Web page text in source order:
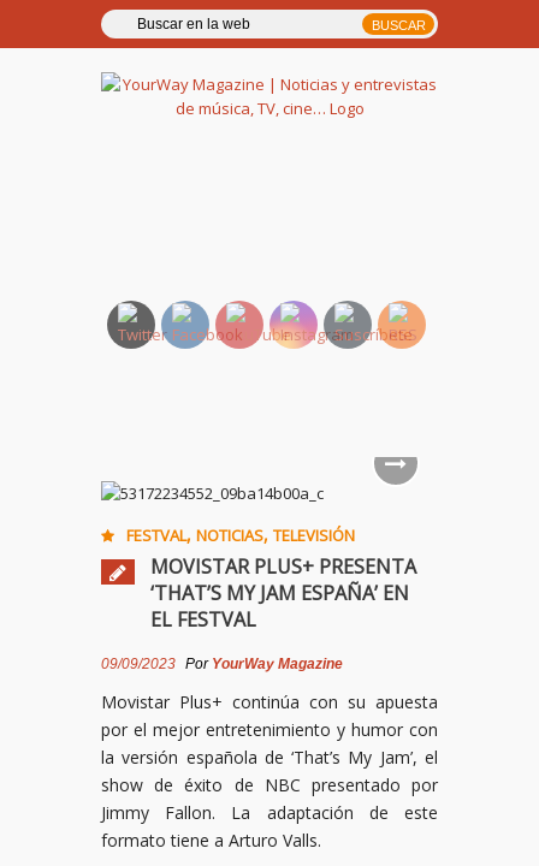
FESTVAL, NOTICIAS, TELEVISIÓN
MOVISTAR PLUS+ PRESENTA
‘THAT’S MY JAM ESPAÑA’ EN
EL FESTVAL
09/09/2023 Por YourWay Magazine
Movistar Plus+ continúa con su apuesta
por el mejor entretenimiento y humor con
la versión española de ‘That’s My Jam’, el
show de éxito de NBC presentado por
Jimmy Fallon. La adaptación de este
formato tiene a Arturo Valls.